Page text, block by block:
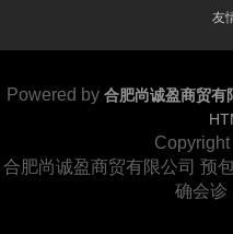
友
Powered by 合肥尚诚盈商贸有
Copyright
合肥尚诚盈商贸有限公司 预
确会诊